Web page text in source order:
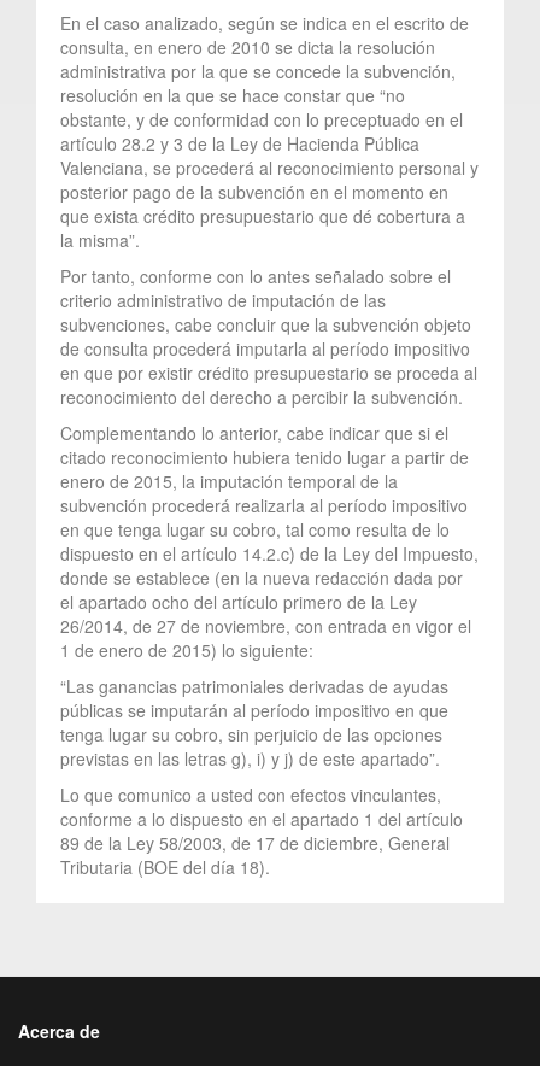
En el caso analizado, según se indica en el escrito de
consulta, en enero de 2010 se dicta la resolución
administrativa por la que se concede la subvención,
resolución en la que se hace constar que “no
obstante, y de conformidad con lo preceptuado en el
artículo 28.2 y 3 de la Ley de Hacienda Pública
Valenciana, se procederá al reconocimiento personal y
posterior pago de la subvención en el momento en
que exista crédito presupuestario que dé cobertura a
la misma”.
Por tanto, conforme con lo antes señalado sobre el
criterio administrativo de imputación de las
subvenciones, cabe concluir que la subvención objeto
de consulta procederá imputarla al período impositivo
en que por existir crédito presupuestario se proceda al
reconocimiento del derecho a percibir la subvención.
Complementando lo anterior, cabe indicar que si el
citado reconocimiento hubiera tenido lugar a partir de
enero de 2015, la imputación temporal de la
subvención procederá realizarla al período impositivo
en que tenga lugar su cobro, tal como resulta de lo
dispuesto en el artículo 14.2.c) de la Ley del Impuesto,
donde se establece (en la nueva redacción dada por
el apartado ocho del artículo primero de la Ley
26/2014, de 27 de noviembre, con entrada en vigor el
1 de enero de 2015) lo siguiente:
“Las ganancias patrimoniales derivadas de ayudas
públicas se imputarán al período impositivo en que
tenga lugar su cobro, sin perjuicio de las opciones
previstas en las letras g), i) y j) de este apartado”.
Lo que comunico a usted con efectos vinculantes,
conforme a lo dispuesto en el apartado 1 del artículo
89 de la Ley 58/2003, de 17 de diciembre, General
Tributaria (BOE del día 18).
Acerca de